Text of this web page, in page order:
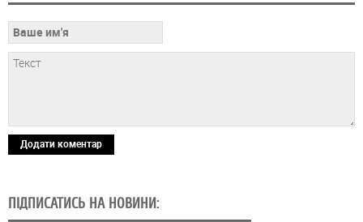
Додати коментар
ПІДПИСАТИСЬ НА НОВИНИ: